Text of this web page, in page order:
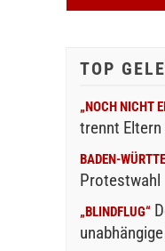
TOP
„NOCH NICHT
trennt Eltern
BADEN-
Protestwahl
„BLINDFLUG“